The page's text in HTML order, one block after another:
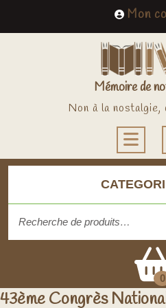
Mon
Mémoire de
Non à la
pour :
0
43ème Congrès